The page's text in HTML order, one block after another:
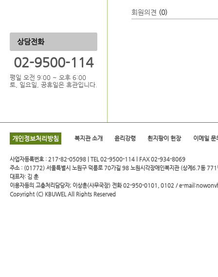
상담전화
02-9500-114
평일 오전 9:00 ~ 오후 6:00
토, 일요일, 공휴일은 휴관입니다.
회원의견 (0)
개인정보처리방침 복지관 소개 윤리강령 흰지팡이 헌장 이메일 문
사업자등록번호 : 217-82-05098 | TEL 02-9500-114 l FAX 02-934-8069
주소 : (01772) 서울특별시 노원구 덕릉로 70가길 98 노원시각장애인복지관 (상계6.7동 771
대표자: 김 훈
이용자등의 고충처리담당자; 이상훈(사무국장) 전화 02-950-0101, 0102 / e-
Copyright (C) KBUWELAll Rights Reserved